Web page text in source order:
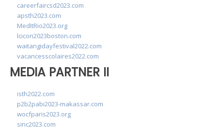
careerfaircsd2023.com
apsth2023.com
MedItRio2023.org
lcicon2023boston.com
waitangidayfestival2022.com
vacancesscolaires2022.com
MEDIA PARTNER II
isth2022.com
p2b2pabi2023-makassar.com
wocfparis2023.org
sinc2023.com